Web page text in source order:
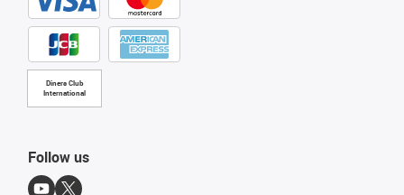
Diners Club
International
Follow us